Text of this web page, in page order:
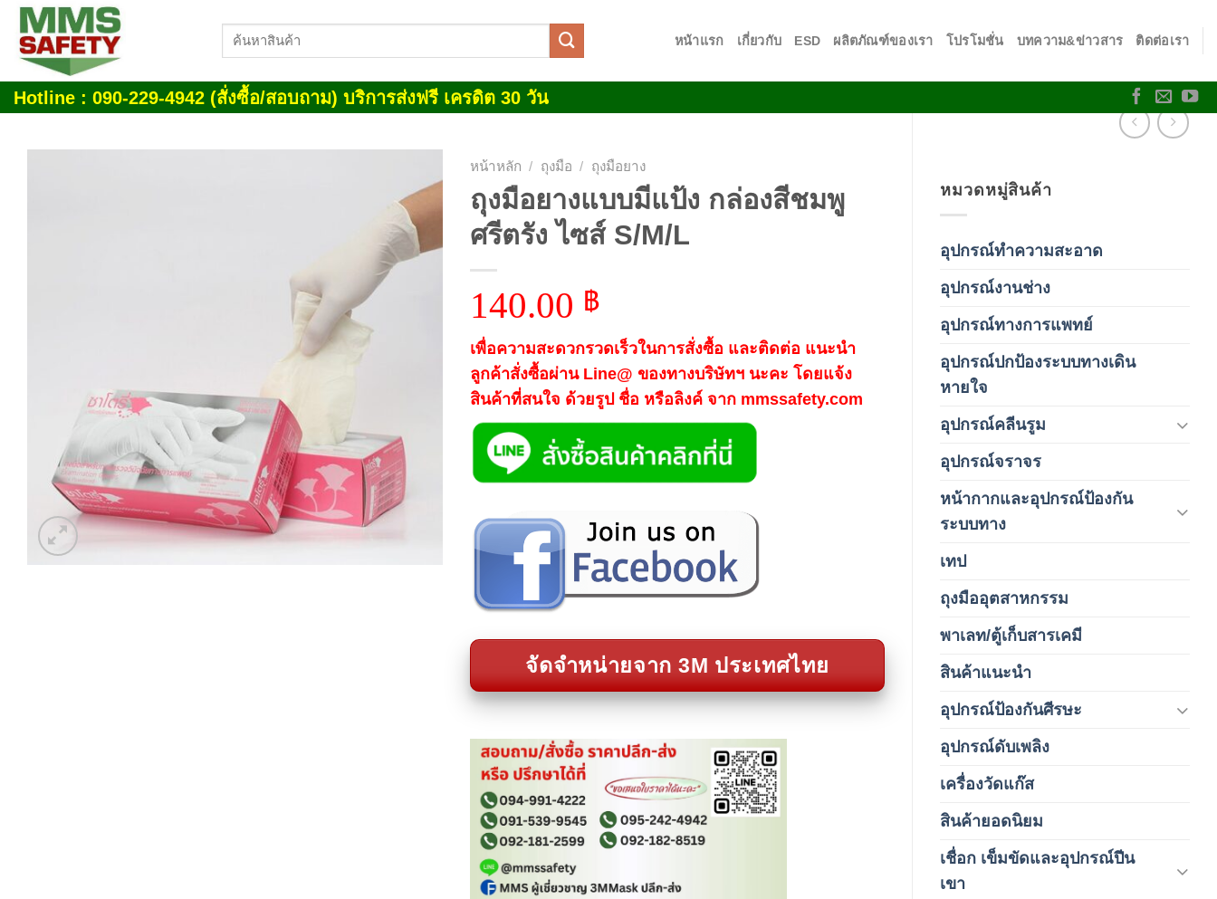
Skip
content
ค้นหา:
หน้าแรก เกี่ยวกับ ESD ผลิตภัณฑ์ของเรา โปรโมชั่น บทความ&ข่าวสาร ติดต่อเรา
Hotline : 090-229-4942 (สั่งซื้อ/สอบถาม) บริการส่งฟรี เครดิต 30 วัน
หมวดหมู่สินค้า
อุปกรณ์ทำความสะอาด
อุปกรณ์งานช่าง
อุปกรณ์ทางการแพทย์
อุปกรณ์ปกป้องระบบทางเดิน
หายใจ
อุปกรณ์คลีนรูม
อุปกรณ์จราจร
หน้ากากและอุปกรณ์ป้องกัน
ระบบทาง
เทป
ถุงมืออุตสาหกรรม
พาเลท/ตู้เก็บสารเคมี
สินค้าแนะนำ
อุปกรณ์ป้องกันศีรษะ
อุปกรณ์ดับเพลิง
เครื่องวัดแก๊ส
สินค้ายอดนิยม
เชื่อก เข็มขัดและอุปกรณ์ปีน
เขา
Add to
wishlist
หน้าหลัก / ถุงมือ / ถุงมือยาง
ถุงมือยางแบบมีแป้ง กล่องสีชมพู
ศรีตรัง ไซส์ S/M/L
140.00 ฿
เพื่อความสะดวกรวดเร็วในการสั่งซื้อ และติดต่อ แนะนำ
ลูกค้าสั่งซื้อผ่าน Line@ ของทางบริษัทฯ นะคะ โดยแจ้ง
สินค้าที่สนใจ ด้วยรูป ชื่อ หรือลิงค์ จาก mmssafety.com
จัดจำหน่ายจาก 3M ประเทศไทย